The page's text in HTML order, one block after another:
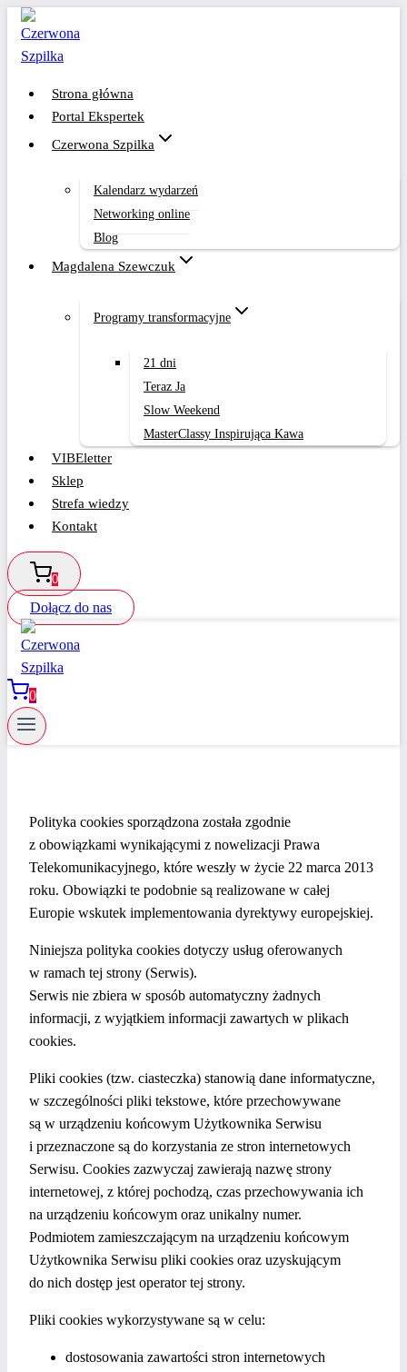
Przejdź
treści
Strona główna
Portal Ekspertek
Czerwona Szpilka
Kalendarz wydarzeń
Networking online
Blog
Magdalena Szewczuk
Programy transformacyjne
21 dni
Teraz Ja
Slow Weekend
MasterClassy Inspirująca Kawa
VIBEletter
Sklep
Strefa wiedzy
Kontakt
0
Dołącz do nas
0
Polityka cookies sporządzona została zgodnie
z obowiązkami wynikającymi z nowelizacji Prawa
Telekomunikacyjnego, które weszły w życie 22 marca 2013
roku. Obowiązki te podobnie są realizowane w całej
Europie wskutek implementowania dyrektywy europejskiej.
Niniejsza polityka cookies dotyczy usług oferowanych
w ramach tej strony (Serwis).
Serwis nie zbiera w sposób automatyczny żadnych
informacji, z wyjątkiem informacji zawartych w plikach
cookies.
Pliki cookies (tzw. ciasteczka) stanowią dane informatyczne,
w szczególności pliki tekstowe, które przechowywane
są w urządzeniu końcowym Użytkownika Serwisu
i przeznaczone są do korzystania ze stron internetowych
Serwisu. Cookies zazwyczaj zawierają nazwę strony
internetowej, z której pochodzą, czas przechowywania ich
na urządzeniu końcowym oraz unikalny numer.
Podmiotem zamieszczającym na urządzeniu końcowym
Użytkownika Serwisu pliki cookies oraz uzyskującym
do nich dostęp jest operator tej strony.
Pliki cookies wykorzystywane są w celu:
dostosowania zawartości stron internetowych